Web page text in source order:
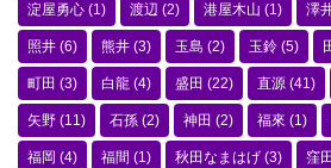
淀屋勇心 (1) 渡辺 (2) 港屋木山 (1) 澤
照井 (6) 熊井 (3) 玉島 (2) 玉鈴 (5)
町田 (3) 白龍 (4) 盛田 (22) 直源 (41)
矢野 (11) 石孫 (2) 神田 (2) 福來 (1)
福岡 (4) 福間 (1) 秋田なまはげ (3) 窪田